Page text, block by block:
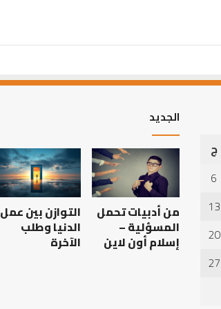
أهم
أسباب
عدم
استجابة
الدعاء
أهم أسباب عدم استجابة
العلاقة
العلمية
بين
الإمام
مالك
والليث
ج
6
13
20
27
الجديد
من أدبيات تحمل
المسؤلية –
إسلام أون لاين
التوازن بين عمل
الدنيا وطلب
الآخرة